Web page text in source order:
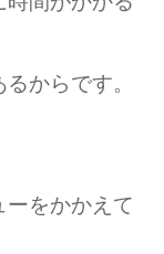
からです。
をかかえて